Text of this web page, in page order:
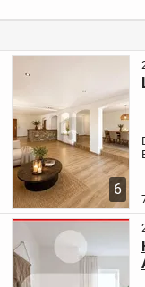
Bewohner
6